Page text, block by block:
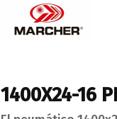
1400X24-16